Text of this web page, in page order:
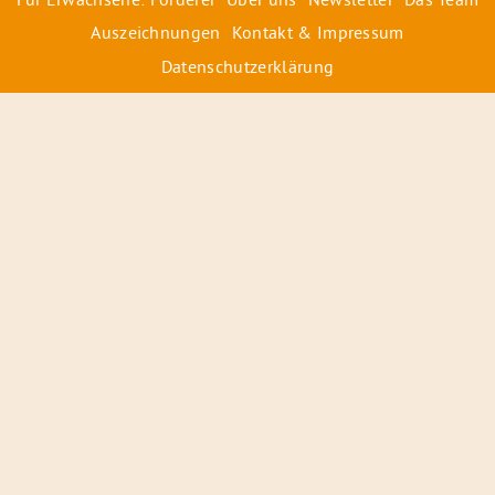
Auszeichnungen
Kontakt & Impressum
Datenschutzerklärung